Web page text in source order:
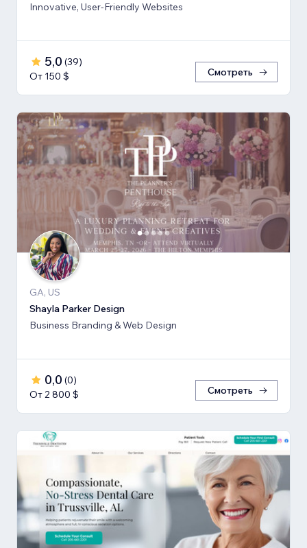
Innovative, User-Friendly Websites
5,0 (39)
От 150 $
Смотреть
GA, US
Shayla Parker Design
Business Branding & Web Design
0,0 (0)
От 2 800 $
Смотреть